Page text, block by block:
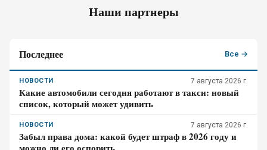
Наши партнеры
Последнее Все →
НОВОСТИ 7 августа 2026 г.
Какие автомобили сегодня работают в такси: новый
список, который может удивить
НОВОСТИ 7 августа 2026 г.
Забыл права дома: какой будет штраф в 2026 году и